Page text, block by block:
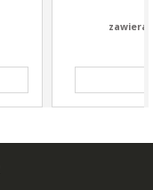
zawiera